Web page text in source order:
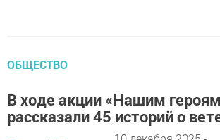
ОБЩЕСТВО
В ходе акции «Нашим
рассказали 45 историй о